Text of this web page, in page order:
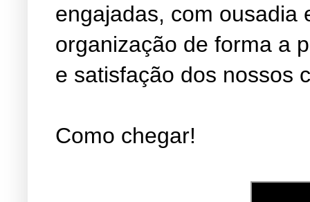
engajadas, com ousadia
organização de forma a
e satisfação dos nossos
Como chegar!